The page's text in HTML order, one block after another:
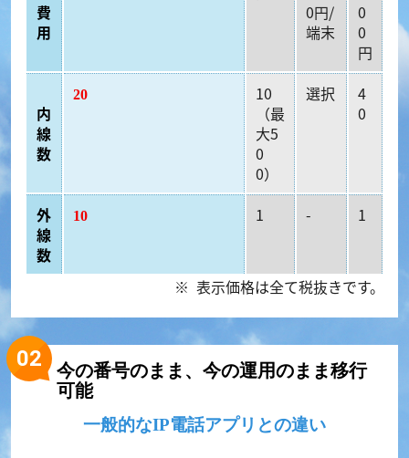
費
用
0円/
端末
0
0
円
内
線
数
20
10
（最
大5
0
0）
選択
4
0
外
線
数
10 1 - 1
表示価格は全て税抜きです。
今の番号のまま、今の運用のまま移行
可能
一般的なIP電話アプリとの違い